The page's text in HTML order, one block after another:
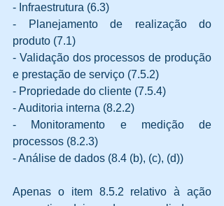
- Infraestrutura (6.3)
- Planejamento de realização do
produto (7.1)
- Validação dos processos de produção
e prestação de serviço (7.5.2)
- Propriedade do cliente (7.5.4)
- Auditoria interna (8.2.2)
- Monitoramento e medição de
processos (8.2.3)
- Análise de dados (8.4 (b), (c), (d))
Apenas o item 8.5.2 relativo à ação